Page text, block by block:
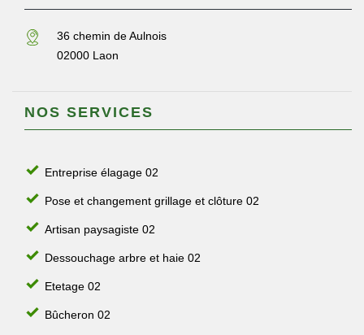
36 chemin de Aulnois
02000 Laon
NOS SERVICES
Entreprise élagage 02
Pose et changement grillage et clôture 02
Artisan paysagiste 02
Dessouchage arbre et haie 02
Etetage 02
Bûcheron 02